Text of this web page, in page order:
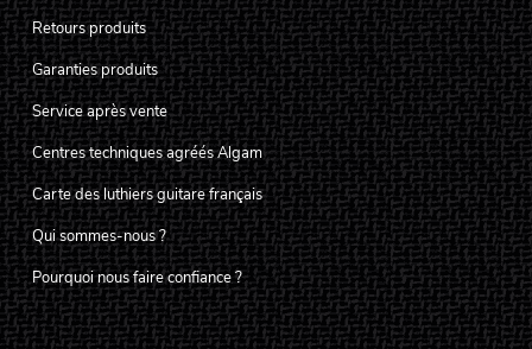
Retours produits
Garanties produits
Service après vente
Centres techniques agréés Algam
Carte des luthiers guitare français
Qui sommes-nous ?
Pourquoi nous faire confiance ?